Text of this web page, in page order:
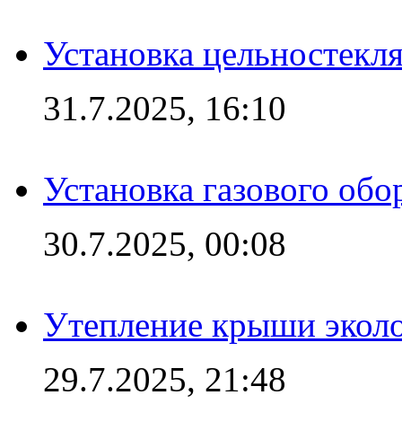
Установка
31.7.2025, 16:10
Установка газового
30.7.2025, 00:08
Утепление крыши
29.7.2025, 21:48